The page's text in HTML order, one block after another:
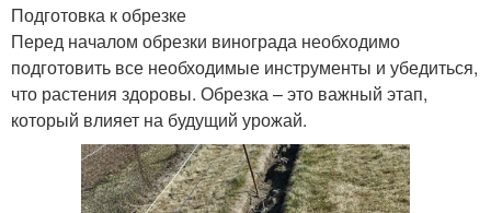
Подготовка к обрезке
Перед началом обрезки винограда необходимо
подготовить все необходимые инструменты и убедиться,
что растения здоровы. Обрезка – это важный этап,
который влияет на будущий урожай.